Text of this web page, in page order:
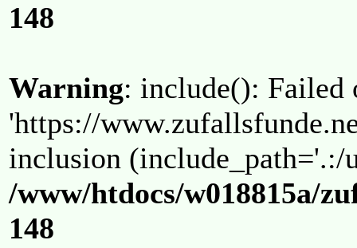
148
Warning: include(): Failed
'https://
inclusion (include_path='.:/
/www/htdocs/w018815a/
148